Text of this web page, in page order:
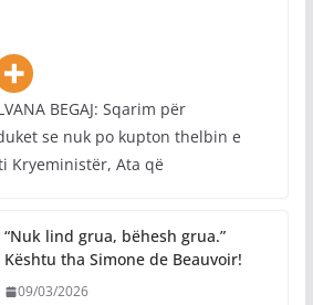
BEGAJ: Sqarim për
se nuk po kupton thelbin e
Kryeministër, Ata që
“Nuk lind grua, bëhesh grua.”
Kështu tha Simone de Beauvoir!
09/03/2026